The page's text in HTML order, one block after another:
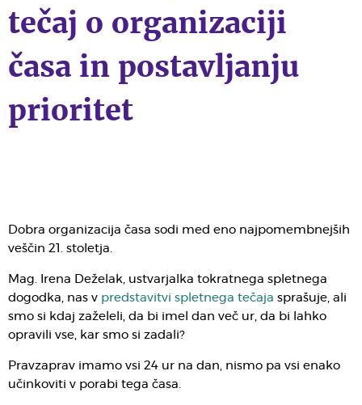
tečaj o organizaciji
časa in postavljanju
prioritet
Dobra organizacija časa sodi med eno najpomembnejših
veščin 21. stoletja.
Mag. Irena Deželak, ustvarjalka tokratnega spletnega
dogodka, nas v predstavitvi spletnega tečaja sprašuje, ali
smo si kdaj zaželeli, da bi imel dan več ur, da bi lahko
opravili vse, kar smo si zadali?
Pravzaprav imamo vsi 24 ur na dan, nismo pa vsi enako
učinkoviti v porabi tega časa.